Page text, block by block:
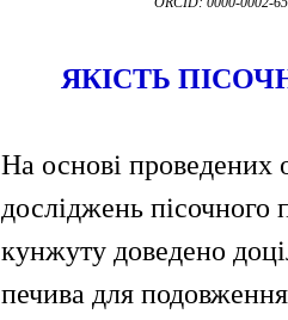
ЯКІСТЬ
На основі проведених
досліджень пісочного
кунжуту доведено
печива для